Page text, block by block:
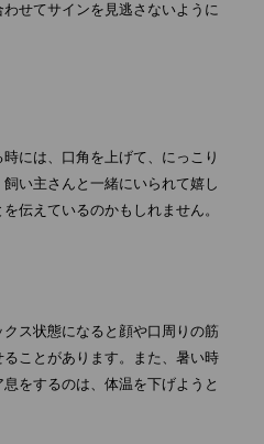
せてサインを見逃さないように
には、口角を上げて、にっこり
い主さんと一緒にいられて嬉し
伝えているのかもしれません。
ス状態になると顔や口周りの筋
ことがあります。また、暑い時
をするのは、体温を下げようと